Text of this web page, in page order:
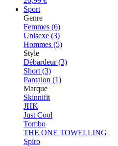
Sport
Genre
Femmes (6)
Unisexe (3)
Hommes (5)
Style
Débardeur (3)
Short (3)
Pantalon (1)
Marque
Skinnifit
JHK
Just Cool
Tombo
THE ONE TOWELLING
Spiro